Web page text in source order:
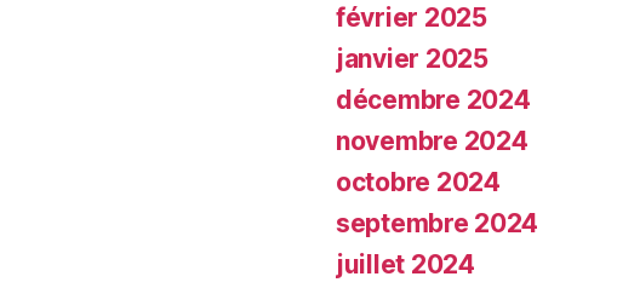
février 2025
janvier 2025
décembre 2024
novembre 2024
octobre 2024
septembre 2024
juillet 2024